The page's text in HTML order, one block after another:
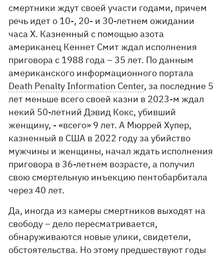
смертники ждут своей участи годами, причем
речь идет о 10-, 20- и 30-летнем ожидании
часа Х. Казненный с помощью азота
американец Кеннет Смит ждал исполнения
приговора с 1988 года – 35 лет. По данным
американского информационного портала
Death Penalty Information Center, за последние 5
лет меньше всего своей казни в 2023-м ждал
некий 50-летний Дэвид Кокс, убивший
женщину, - «всего» 9 лет. А Мюррей Хупер,
казненный в США в 2022 году за убийство
мужчины и женщины, начал ждать исполнения
приговора в 36-летнем возрасте, а получил
свою смертельную инъекцию пентобарбитала
через 40 лет.
Да, иногда из камеры смертников выходят на
свободу – дело пересматривается,
обнаруживаются новые улики, свидетели,
обстоятельства. Но этому предшествуют годы